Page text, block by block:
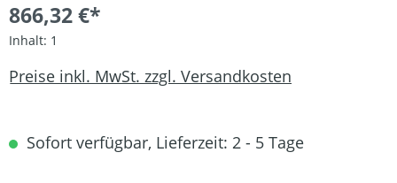
866,32 €*
Inhalt: 1
Preise inkl. MwSt. zzgl. Versandkosten
Sofort verfügbar, Lieferzeit: 2 - 5 Tage